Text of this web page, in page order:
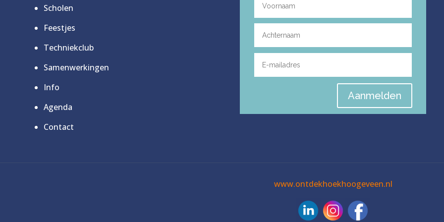
Scholen
Feestjes
Techniekclub
Samenwerkingen
Info
Agenda
Contact
Aanmelden
www.ontdekhoekhoogeveen.nl